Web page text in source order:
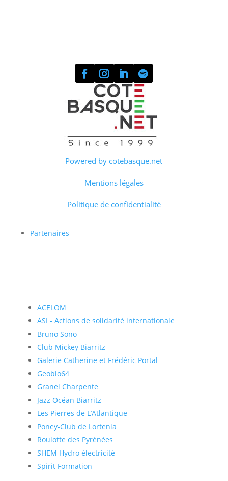
Powered by cotebasque.net
Mentions légales
Politique de confidentialité
Partenaires
ACELOM
ASI - Actions de solidarité internationale
Bruno Sono
Club Mickey Biarritz
Galerie Catherine et Frédéric Portal
Geobio64
Granel Charpente
Jazz Océan Biarritz
Les Pierres de L’Atlantique
Poney-Club de Lortenia
Roulotte des Pyrénées
SHEM Hydro électricité
Spirit Formation